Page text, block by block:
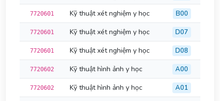
7720601 Kỹ thuật xét nghiệm y học B00
7720601 Kỹ thuật xét nghiệm y học D07
7720601 Kỹ thuật xét nghiệm y học D08
7720602 Kỹ thuật hình ảnh y học A00
7720602 Kỹ thuật hình ảnh y học A01